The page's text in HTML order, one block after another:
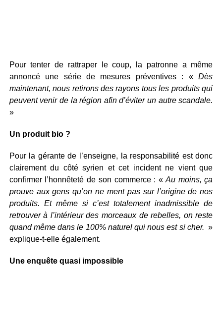
Pour tenter de rattraper le coup, la patronne a même
annoncé une série de mesures préventives : «Dès
maintenant, nous retirons des rayons tous les produits qui
peuvent venir de la région afin d’éviter un autre scandale.
»
Un produit bio ?
Pour la gérante de l’enseigne, la responsabilité est donc
clairement du côté syrien et cet incident ne vient que
confirmer l’honnêteté de son commerce : « Au moins, ça
prouve aux gens qu’on ne ment pas sur l’origine de nos
produits. Et même si c’est totalement inadmissible de
retrouver à l’intérieur des morceaux de rebelles, on reste
quand même dans le 100% naturel qui nous est si cher.»
explique-t-elle également.
Une enquête quasi impossible